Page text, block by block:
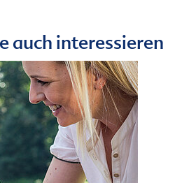
auch interessieren